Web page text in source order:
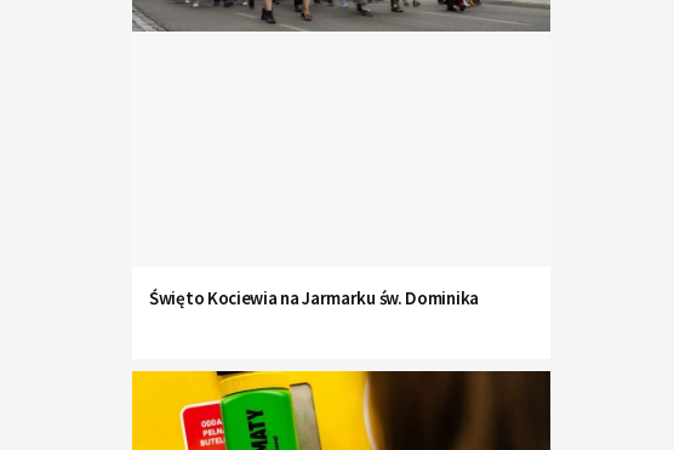
Święto Kociewia na Jarmarku św. Dominika